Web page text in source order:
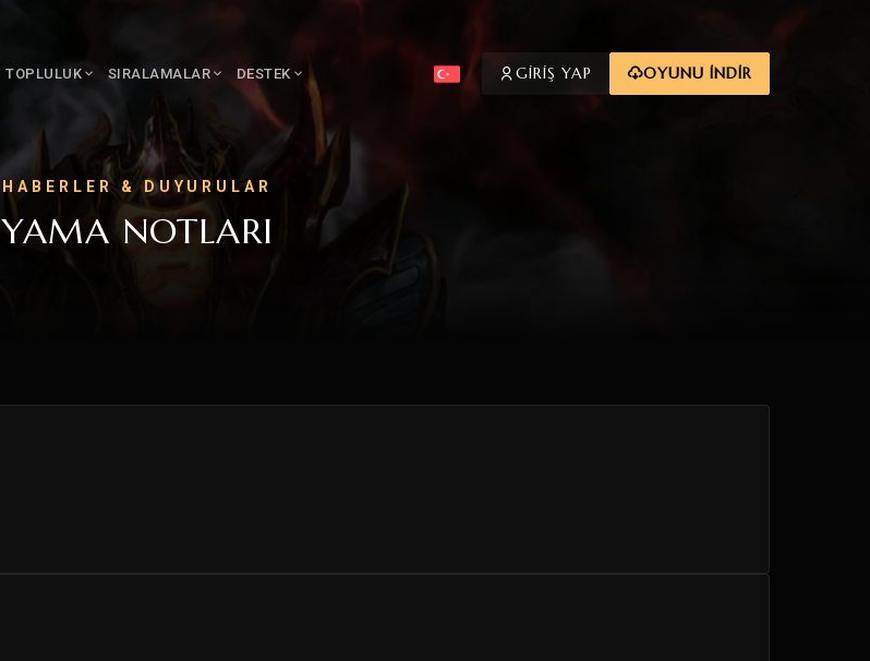
TOPLULUK SIRALAMALAR DESTEK GİRİŞ YAP OYUNU İNDİR
HABERLER & DUYURULAR
YAMA NOTLARI